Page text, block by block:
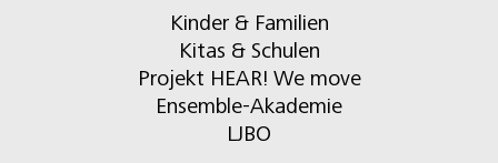
Kinder & Familien
Kitas & Schulen
Projekt HEAR! We move
Ensemble-Akademie
LJBO